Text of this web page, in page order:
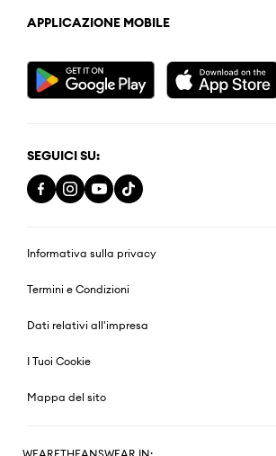
APPLICAZIONE MOBILE
SEGUICI SU:
Informativa sulla privacy
Termini e Condizioni
Dati relativi all'impresa
I Tuoi Cookie
Mappa del sito